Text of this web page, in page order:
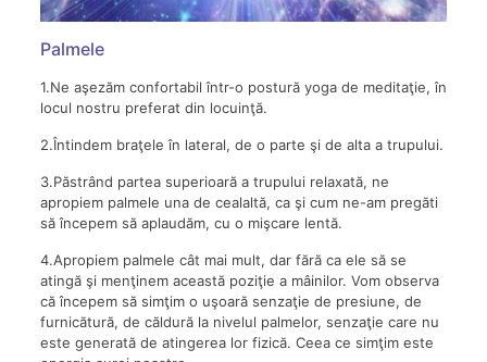
Palmele
1.Ne aşezăm confortabil într-o postură yoga de meditaţie, în
locul nostru preferat din locuinţă.
2.Întindem braţele în lateral, de o parte şi de alta a trupului.
3.Păstrând partea superioară a trupului relaxată, ne
apropiem palmele una de cealaltă, ca şi cum ne-am pregăti
să începem să aplaudăm, cu o mişcare lentă.
4.Apropiem palmele cât mai mult, dar fără ca ele să se
atingă şi menţinem această poziţie a mâinilor. Vom observa
că începem să simţim o uşoară senzaţie de presiune, de
furnicătură, de căldură la nivelul palmelor, senzaţie care nu
este generată de atingerea lor fizică. Ceea ce simţim este